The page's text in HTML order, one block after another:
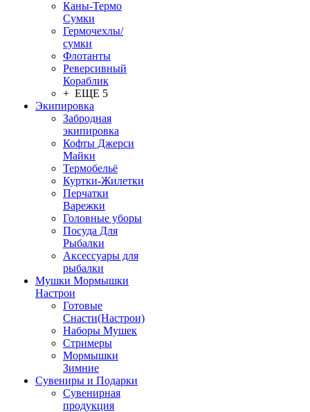
Каны-Термо
Сумки
Гермочехлы/
сумки
Флотанты
Реверсивный
Кораблик
+ ЕЩЕ 5
Экипировка
Забродная
экипировка
Кофты Джерси
Майки
Термобельё
Куртки-Жилетки
Перчатки
Варежки
Головные уборы
Посуда Для
Рыбалки
Аксессуары для
рыбалки
Мушки Мормышки
Настрои
Готовые
Снасти(Настрои)
Наборы Мушек
Стримеры
Мормышки
Зимние
Сувениры и Подарки
Сувенирная
продукция